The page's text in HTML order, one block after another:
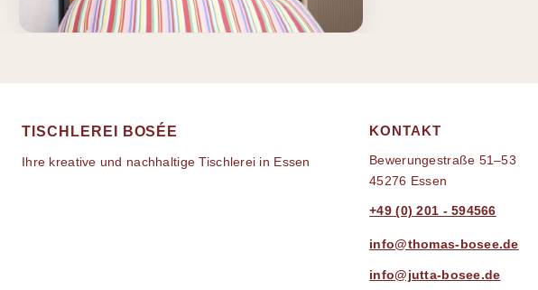
TISCHLEREI BOSÉE
Ihre kreative und nachhaltige Tischlerei in Essen
KONTAKT
Bewerungestraße 51–53
45276 Essen
+49 (0) 201 - 594566
info@thomas-bosee.de
info@jutta-bosee.de